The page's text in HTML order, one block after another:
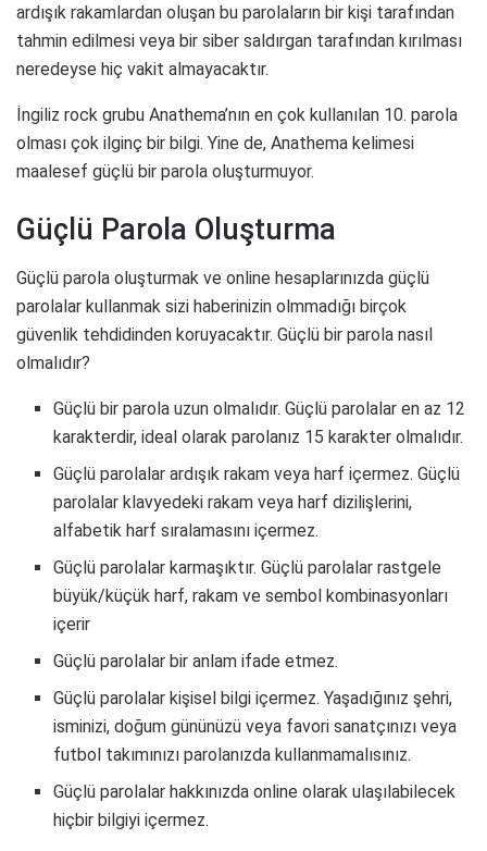
ardışık rakamlardan oluşan bu parolaların bir kişi tarafından
tahmin edilmesi veya bir siber saldırgan tarafından kırılması
neredeyse hiç vakit almayacaktır.
İngiliz rock grubu Anathema’nın en çok kullanılan 10. parola
olması çok ilginç bir bilgi. Yine de, Anathema kelimesi
maalesef güçlü bir parola oluşturmuyor.
Güçlü Parola Oluşturma
Güçlü parola oluşturmak ve online hesaplarınızda güçlü
parolalar kullanmak sizi haberinizin olmmadığı birçok
güvenlik tehdidinden koruyacaktır. Güçlü bir parola nasıl
olmalıdır?
Güçlü bir parola uzun olmalıdır. Güçlü parolalar en az 12
karakterdir, ideal olarak parolanız 15 karakter olmalıdır.
Güçlü parolalar ardışık rakam veya harf içermez. Güçlü
parolalar klavyedeki rakam veya harf dizilişlerini,
alfabetik harf sıralamasını içermez.
Güçlü parolalar karmaşıktır. Güçlü parolalar rastgele
büyük/küçük harf, rakam ve sembol kombinasyonları
içerir
Güçlü parolalar bir anlam ifade etmez.
Güçlü parolalar kişisel bilgi içermez. Yaşadığınız şehri,
isminizi, doğum gününüzü veya favori sanatçınızı veya
futbol takımınızı parolanızda kullanmamalısınız.
Güçlü parolalar hakkınızda online olarak ulaşılabilecek
hiçbir bilgiyi içermez.